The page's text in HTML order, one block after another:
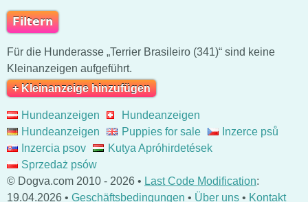
Für die Hunderasse „Terrier Brasileiro (341)“ sind keine
Kleinanzeigen aufgeführt.
+ Kleinanzeige hinzufügen
Hundeanzeigen
Hundeanzeigen
Hundeanzeigen
Puppies for sale
Inzerce psů
Inzercia psov
Kutya Apróhirdetések
Sprzedaż psów
© Dogva.com 2010 - 2026 • Last Code Modification:
19.04.2026 • Geschäftsbedingungen • Über uns • Kontakt